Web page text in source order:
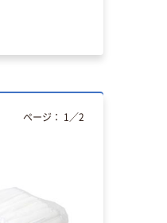
ページ： 1 ／2